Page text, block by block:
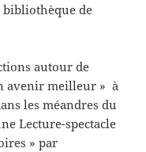
bibliothèque de
autour de
avenir meilleur » à
les méandres du
Lecture-spectacle
» par